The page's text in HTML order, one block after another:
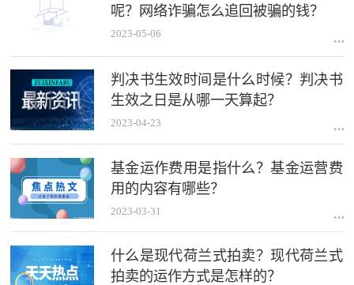
呢？网络诈骗怎么追回被骗的钱？
2023-05-06
判决书生效时间是什么时候？判决书
生效之日是从哪一天算起？
2023-04-23
基金运作费用是指什么？基金运营费
用的内容有哪些？
2023-03-31
什么是现代荷兰式拍卖？现代荷兰式
拍卖的运作方式是怎样的？